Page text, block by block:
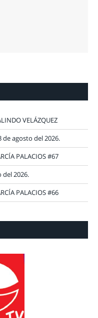
VELÁZQUEZ
de agosto del 2026.
PALACIOS #67
del 2026.
PALACIOS #66